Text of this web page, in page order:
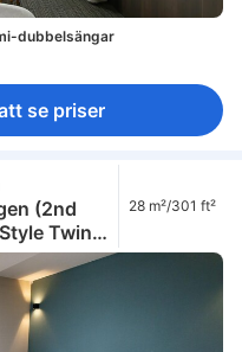
dubbelsängar
se priser
(2nd
Twin
28 m²/301 ft²